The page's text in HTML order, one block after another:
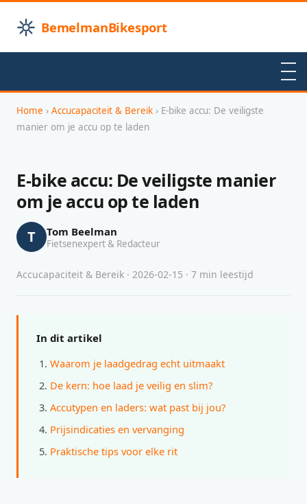
BemelmanBikesport
Home › Accucapaciteit & Bereik › E-bike accu: De veiligste
manier om je accu op te laden
E-bike accu: De veiligste manier
om je accu op te laden
T Tom Beelman
Fietsenexpert & Redacteur
Accucapaciteit & Bereik · 2026-02-15 · 7 min leestijd
In dit artikel
Waarom je laadgedrag echt uitmaakt
De kern: hoe laad je veilig en slim?
Accutypen en laders: wat past bij jou?
Prijsindicaties en vervanging
Praktische tips voor elke rit